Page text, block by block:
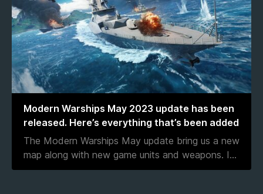
Modern Warships May 2023 update has been
released. Here’s everything that’s been added
The Modern Warships May update bring us a new
map along with new game units and weapons. I...